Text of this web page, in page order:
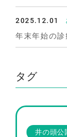
2025.12.01
年末年始の
タグ
井の頭公